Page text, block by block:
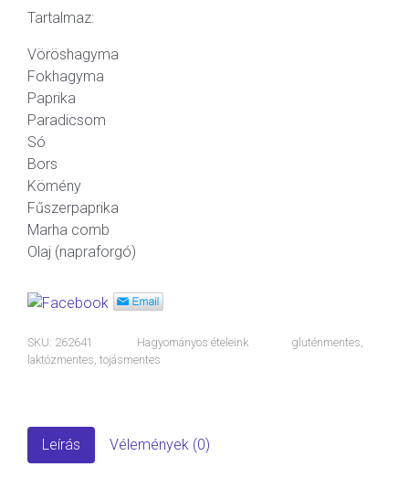
Tartalmaz:
Vöröshagyma
Fokhagyma
Paprika
Paradicsom
Só
Bors
Kömény
Fűszerpaprika
Marha comb
Olaj (napraforgó)
SKU: 262641 Hagyományos ételeink gluténmentes,
laktózmentes, tojásmentes
Leírás Vélemények (0)